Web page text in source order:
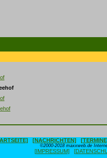
[NACHRICHTEN]
©2000-2018 maxxweb.de
[IMPRESSUM]